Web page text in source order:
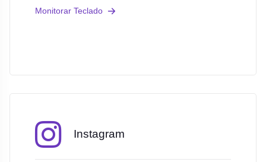
Monitorar Teclado
Instagram